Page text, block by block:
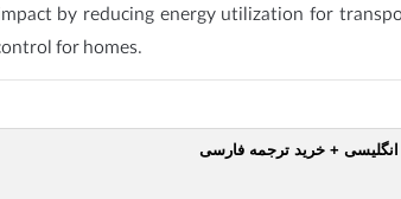
by reducing energy utilization for
for homes.
انگلیسی + خرید ترجمه فارسی